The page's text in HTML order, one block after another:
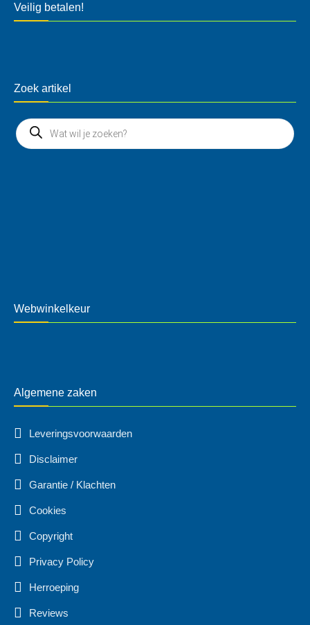
Veilig betalen!
Zoek artikel
Webwinkelkeur
Algemene zaken
Leveringsvoorwaarden
Disclaimer
Garantie / Klachten
Cookies
Copyright
Privacy Policy
Herroeping
Reviews